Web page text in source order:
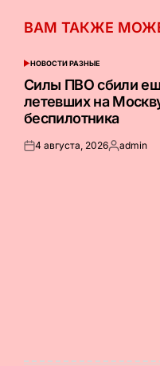
ВАМ ТАКЖЕ
ОПУБЛИКОВАНО
НОВОСТИ РАЗНЫЕ
Силы ПВО сбили
летевших на
беспилотника
Опубликовано
4 августа, 2026Запись
admin